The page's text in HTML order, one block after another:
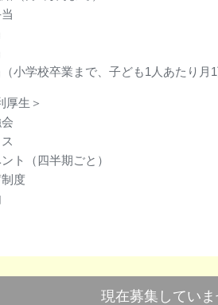
小学校卒業まで、子ども1人あたり月1
厚生＞
ト（四半期ごと）
度
現在募集してい